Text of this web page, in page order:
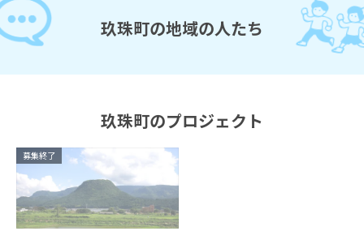
玖珠町の地域の人たち
玖珠町のプロジェクト
募集終了